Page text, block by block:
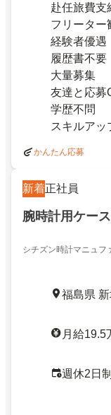
赴任旅費支
フリーター
経験者優遇
履歴書不要
大量募集
友達と応募
学歴不問
スキルアッ
かんたん応募
新着正社員
腕時計用ケー
シチズン時計マニュフ
福島県
月給19.5
週休2日